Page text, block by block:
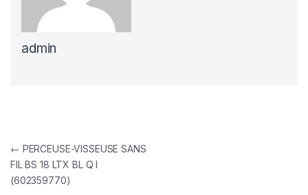
admin
Navigation de l’article
← PERCEUSE-VISSEUSE SANS
FIL BS 18 LTX BL Q I
(602359770)